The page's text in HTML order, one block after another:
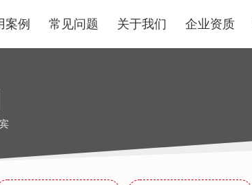
案例 常见问题 关于我们 企业资质